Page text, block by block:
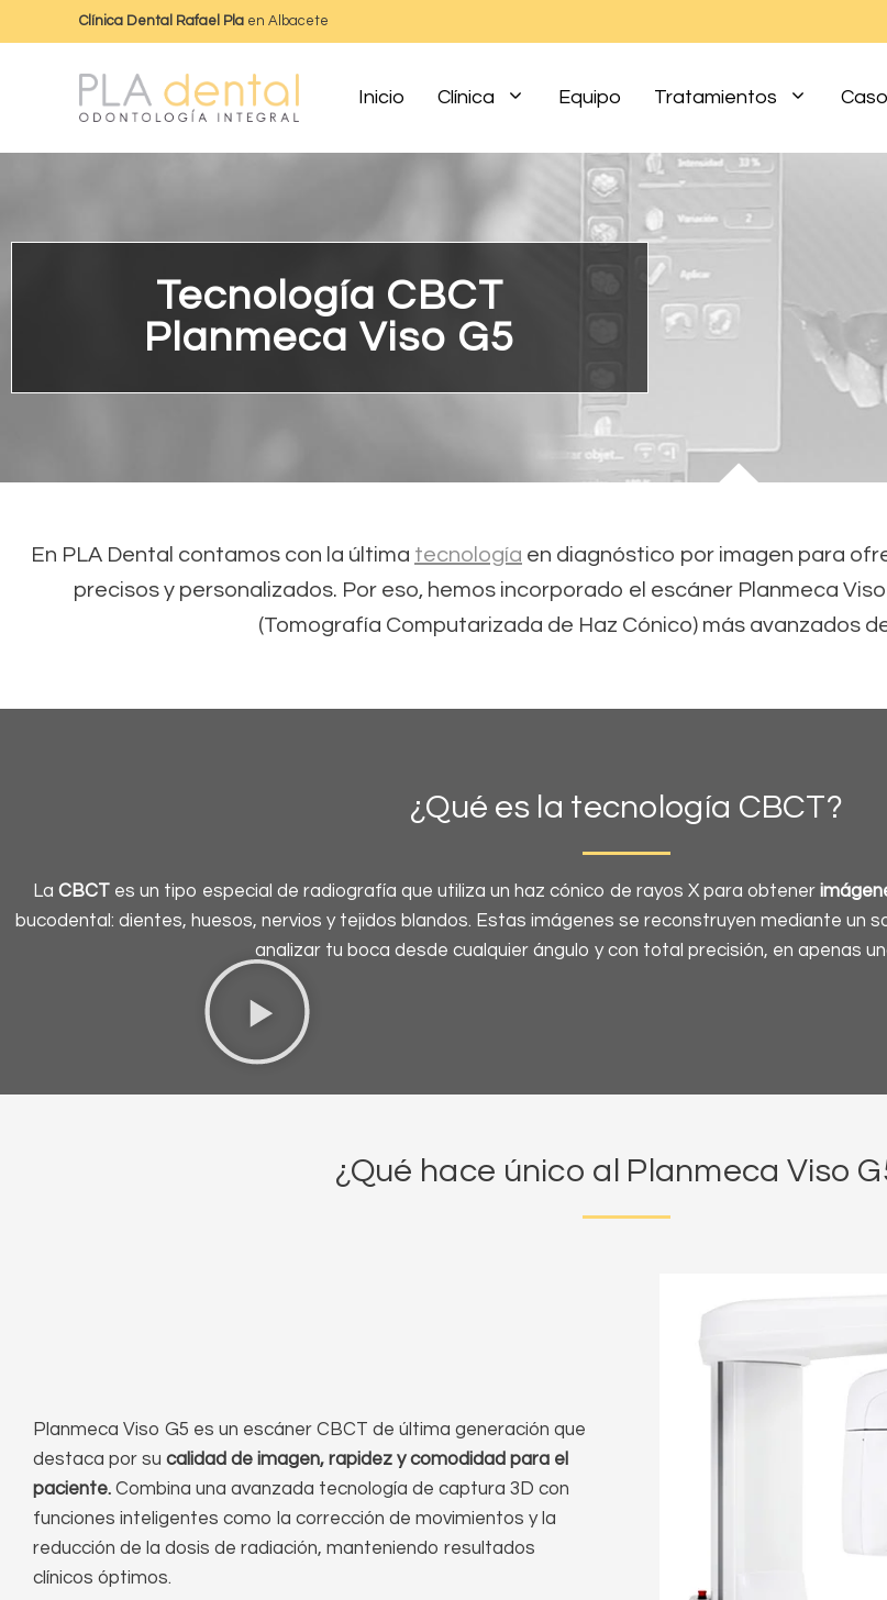
Clínica Dental Rafael Pla en Albacete
Inicio Clínica Equipo Tratamientos
Tecnología CBCT
Planmeca Viso G5
En PLA Dental contamos con la última tecnología en diagnóstico por imagen para
precisos y personalizados. Por eso, hemos incorporado el escáner Planmeca
(Tomografía Computarizada de Haz Cónico) más avanzados
¿Qué es la tecnología CBCT?
La CBCTes un tipo especial de radiografía que utiliza un haz cónico de rayos X para obtener
bucodental: dientes, huesos, nervios y tejidos blandos. Estas imágenes se reconstruyen mediante un
analizar tu boca desde cualquier ángulo y con total precisión, en apenas
¿Qué hace único al Planmeca Viso
Planmeca Viso G5 es un escáner CBCT de última generación que
destaca por su calidad de imagen, rapidez y comodidad para el
paciente. Combina una avanzada tecnología de captura 3D con
funciones inteligentes como la corrección de movimientos y la
reducción de la dosis de radiación, manteniendo resultados
clínicos óptimos.